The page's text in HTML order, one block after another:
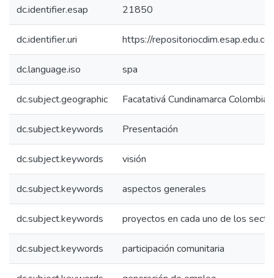
dc.identifier.esap 21850
dc.identifier.uri https://
dc.language.iso spa
dc.subject.geographic Facatativá Cundinamarca Colombia
dc.subject.keywords Presentación
dc.subject.keywords visión
dc.subject.keywords aspectos generales
dc.subject.keywords proyectos en cada uno de los
dc.subject.keywords participación comunitaria